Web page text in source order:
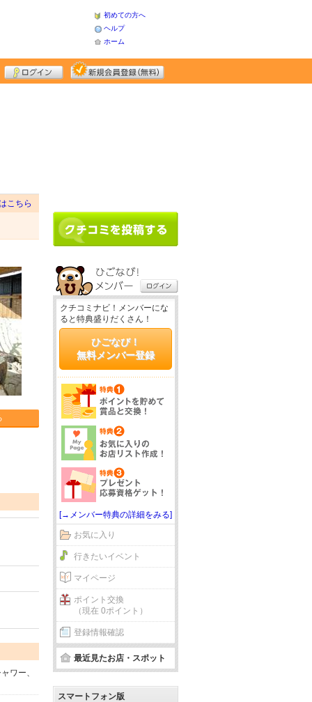
初めての方へ
ヘルプ
ホーム
こちら
ワー、
クチコミナビ！メンバーにな
ると特典盛りだくさん！
ひごなび！
無料メンバー登録
[→メンバー特典の詳細をみる]
お気に入り
行きたいイベント
マイページ
ポイント交換
（現在 0ポイント）
登録情報確認
最近見たお店・スポット
スマートフォン版